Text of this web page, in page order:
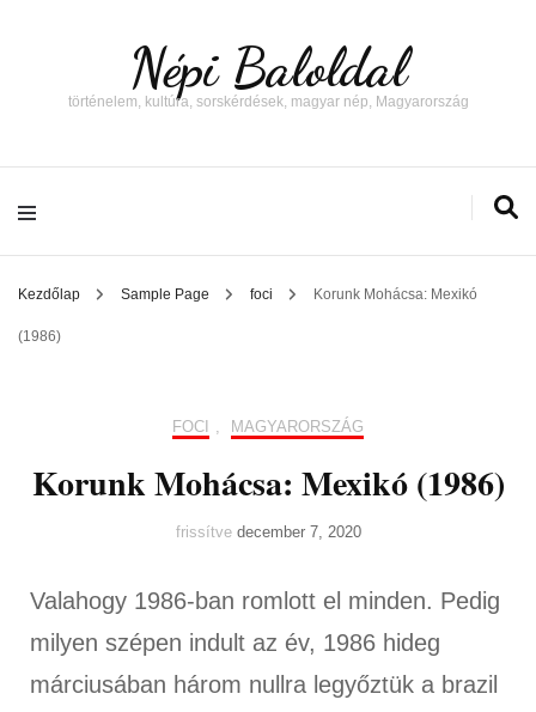
Népi Baloldal
történelem, kultúra, sorskérdések, magyar nép, Magyarország
Kezdőlap Sample Page foci Korunk Mohácsa: Mexikó
(1986)
FOCI , MAGYARORSZÁG
Korunk Mohácsa: Mexikó (1986)
frissítve december 7, 2020
Valahogy 1986-ban romlott el minden. Pedig
milyen szépen indult az év, 1986 hideg
márciusában három nullra legyőztük a brazil